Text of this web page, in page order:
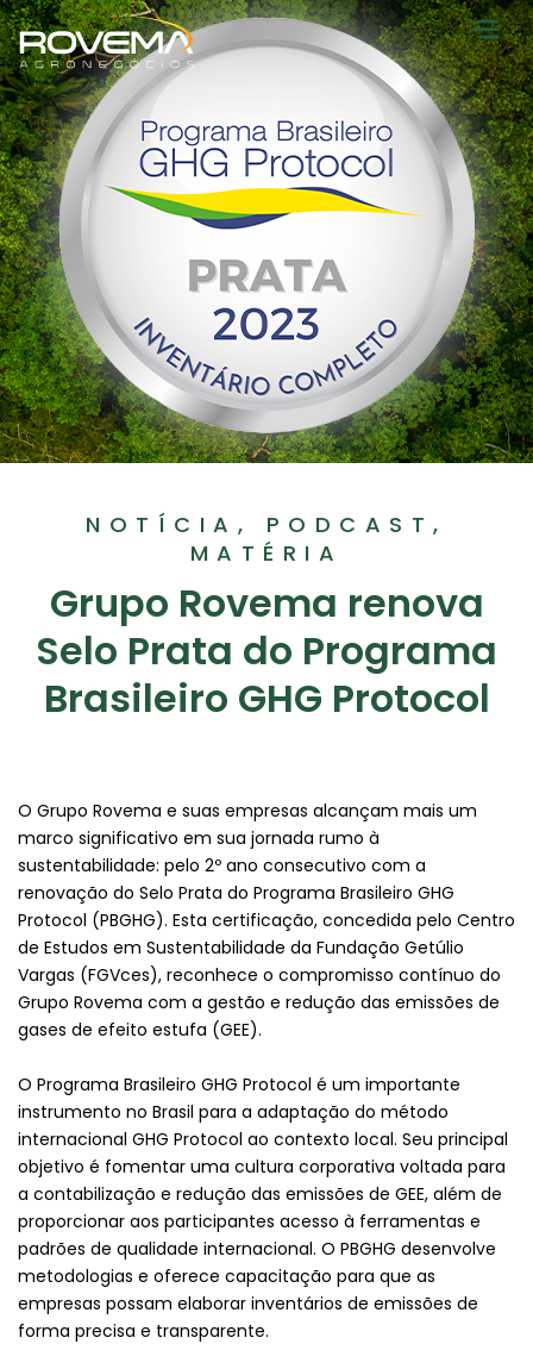
NOTÍCIA, PODCAST,
MATÉRIA
Grupo Rovema renova
Selo Prata do Programa
Brasileiro GHG Protocol
O Grupo Rovema e suas empresas alcançam mais um
marco significativo em sua jornada rumo à
sustentabilidade: pelo 2º ano consecutivo com a
renovação do Selo Prata do Programa Brasileiro GHG
Protocol (PBGHG). Esta certificação, concedida pelo Centro
de Estudos em Sustentabilidade da Fundação Getúlio
Vargas (FGVces), reconhece o compromisso contínuo do
Grupo Rovema com a gestão e redução das emissões de
gases de efeito estufa (GEE).
O Programa Brasileiro GHG Protocol é um importante
instrumento no Brasil para a adaptação do método
internacional GHG Protocol ao contexto local. Seu principal
objetivo é fomentar uma cultura corporativa voltada para
a contabilização e redução das emissões de GEE, além de
proporcionar aos participantes acesso à ferramentas e
padrões de qualidade internacional. O PBGHG desenvolve
metodologias e oferece capacitação para que as
empresas possam elaborar inventários de emissões de
forma precisa e transparente.